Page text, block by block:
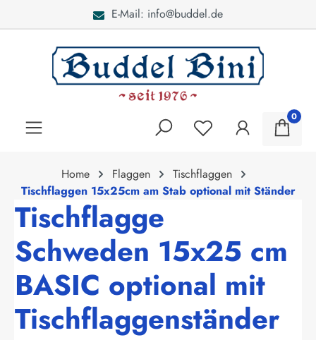
E-Mail: info@buddel.de
0
Home Flaggen
Tischflaggen
Tischflaggen 15x25cm am Stab optional mit Ständer
Tischflagge
Schweden 15x25 cm
BASIC optional mit
Tischflaggenständer